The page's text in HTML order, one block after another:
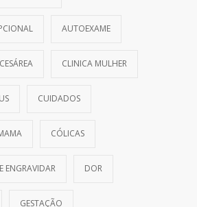
AUTOEXAME
CESÁREA CLINICA MULHER
CUIDADOS
CÓLICAS
ENGRAVIDAR DOR
GESTAÇÃO